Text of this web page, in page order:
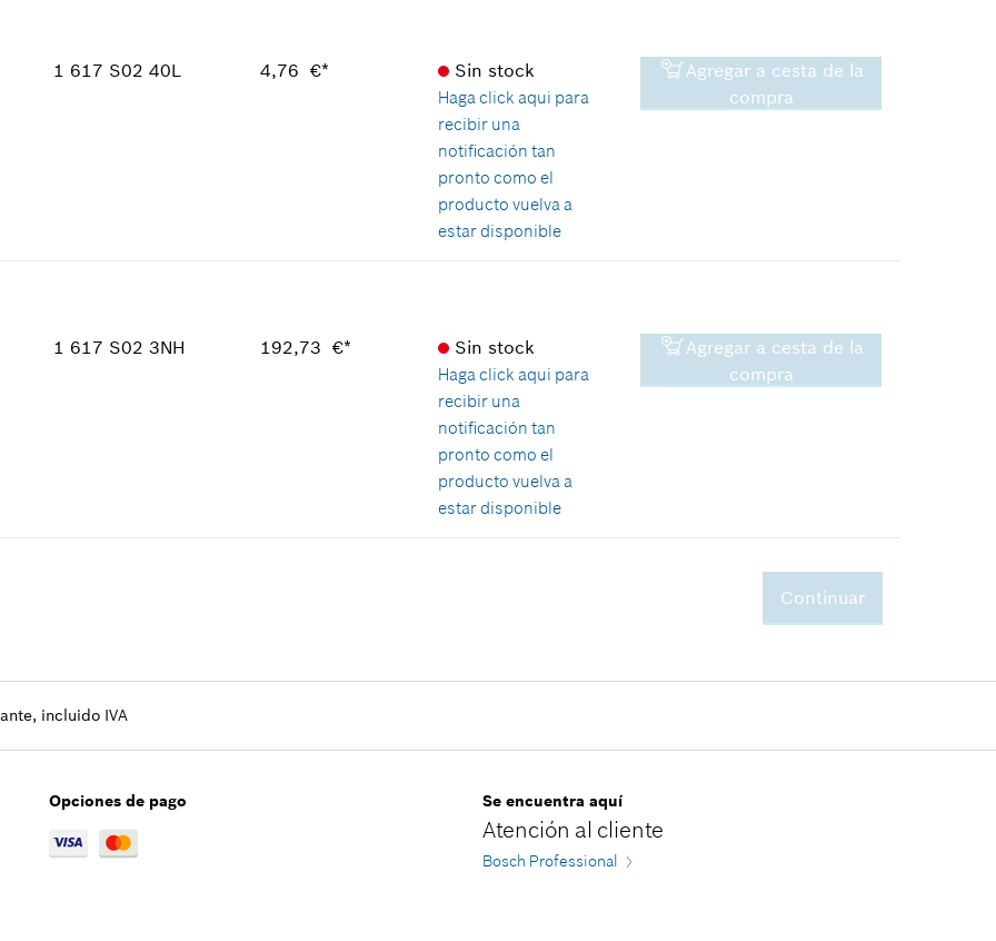
1 617 S02 40L 4,76 €* Sin stock
Haga click aqui para
recibir una
notificación tan
pronto como el
producto vuelva a
estar disponible
Agregar a cesta de la
compra
Información sobre recambios
4,76 €*
1 617 S02 3NH 192,73 €* Sin stock
Haga click aqui para
recibir una
notificación tan
pronto como el
producto vuelva a
estar disponible
Agregar a cesta de la
compra
*Recomendación de precio del
Continuar
incluido IVA
Opciones de pago Se encuentra aquí
Atención al cliente
Bosch Professional